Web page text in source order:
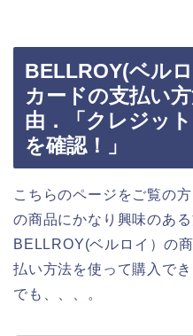
BELLROY(ベル
カードの支払い
由．「クレジッ
を確認！」
こちらのページをご覧の
の商品にかなり興味のある
BELLROY(ベルロイ）の
払い方法を使って購入で
でも、、、。